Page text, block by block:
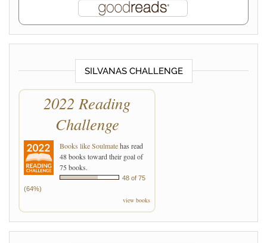
SILVANAS CHALLENGE
2022 Reading
Challenge
Books like Soulmatehas read
48 books toward their goal of
75 books.
48 of 75
(64%)
view books